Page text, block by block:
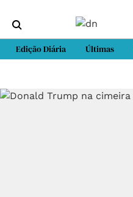
Edição Diária Últimas